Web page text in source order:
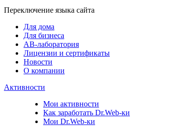
Переключение языка сайта
Для дома
Для бизнеса
АВ-лаборатория
Лицензии и сертификаты
Новости
О компании
Активности
Мои активности
Как заработать Dr.Web-ки
Мои Dr.Web-ки